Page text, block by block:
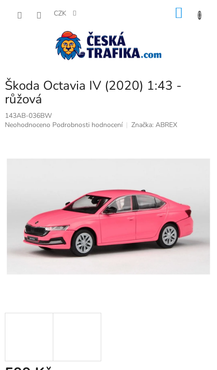
CZK
Škoda Octavia IV (2020) 1:43 -
růžová
143AB-036BW
Průměrné
Neohodnoceno Podrobnosti hodnocení Značka: ABREX